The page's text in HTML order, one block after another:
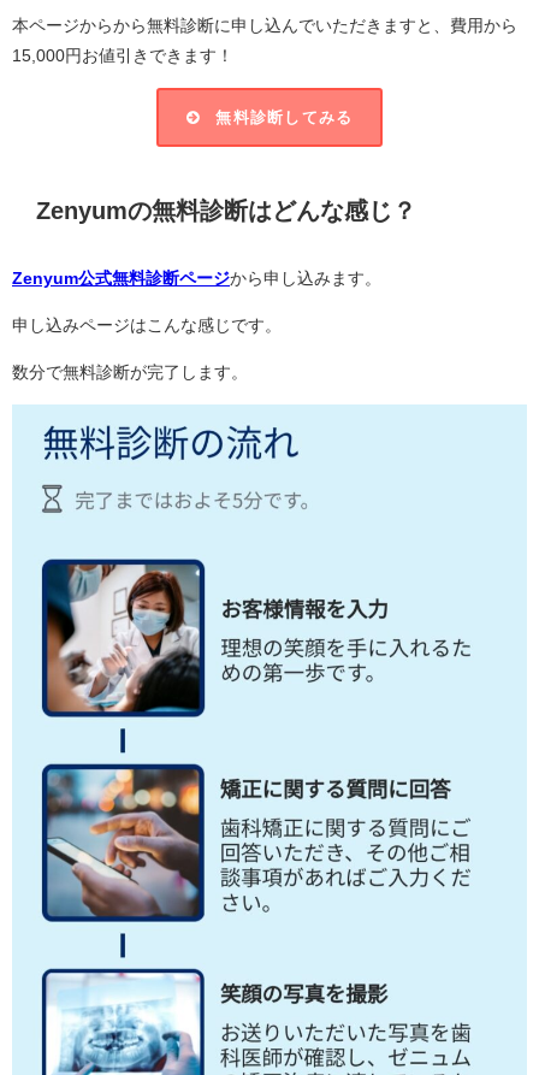
本ページからから無料診断に申し込んでいただきますと、費用から
15,000円お値引きできます！
無料診断してみる
Zenyumの無料診断はどんな感じ？
Zenyum公式無料診断ページから申し込みます。
申し込みページはこんな感じです。
数分で無料診断が完了します。